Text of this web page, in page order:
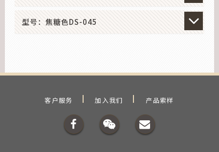
型号：焦糖色DS-045
客户服务 加入我们 产品索样